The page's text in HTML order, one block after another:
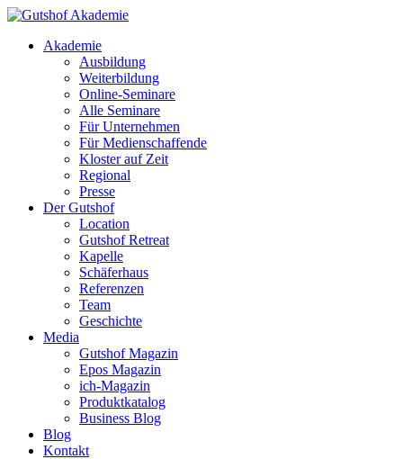
Akademie
Ausbildung
Weiterbildung
Online-Seminare
Alle Seminare
Für Unternehmen
Für Medienschaffende
Kloster auf Zeit
Regional
Presse
Der Gutshof
Location
Gutshof Retreat
Kapelle
Schäferhaus
Referenzen
Team
Geschichte
Media
Gutshof Magazin
Epos Magazin
ich-Magazin
Produktkatalog
Business Blog
Blog
Kontakt